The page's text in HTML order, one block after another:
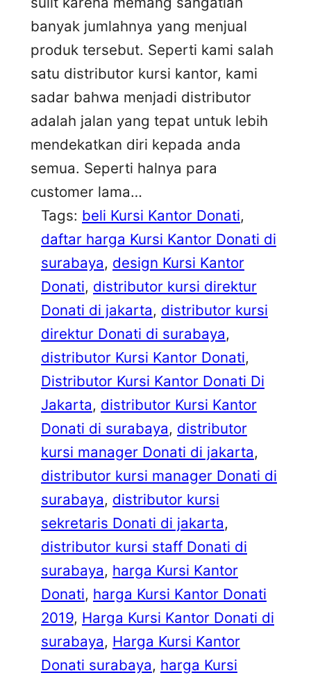
banyak jumlahnya yang menjual
produk tersebut. Seperti kami salah
satu distributor kursi kantor, kami
sadar bahwa menjadi distributor
adalah jalan yang tepat untuk lebih
mendekatkan diri kepada anda
semua. Seperti halnya para
customer lama…
Tags: beli Kursi Kantor Donati
daftar harga Kursi Kantor Donati di
surabaya, design Kursi Kantor
Donati, distributor kursi direktur
Donati di jakarta, distributor kursi
direktur Donati di surabaya
distributor Kursi Kantor Donati
Distributor Kursi Kantor Donati Di
Jakarta, distributor Kursi Kantor
Donati di surabaya, distributor
kursi manager Donati di jakarta
distributor kursi manager Donati di
surabaya, distributor kursi
sekretaris Donati di jakarta
distributor kursi staff Donati di
surabaya, harga Kursi Kantor
Donati, harga Kursi Kantor Donati
2019, Harga Kursi Kantor Donati di
surabaya, Harga Kursi Kantor
Donati surabaya, harga Kursi